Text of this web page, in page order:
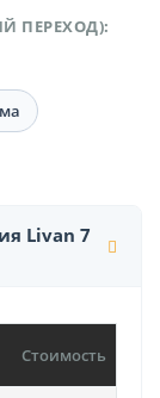
ПЕРЕХОД):
Livan 7
Стоимость